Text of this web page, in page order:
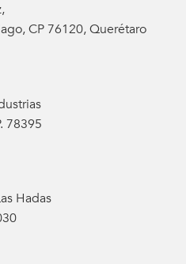
CP 76120, Querétaro
78395
Hadas